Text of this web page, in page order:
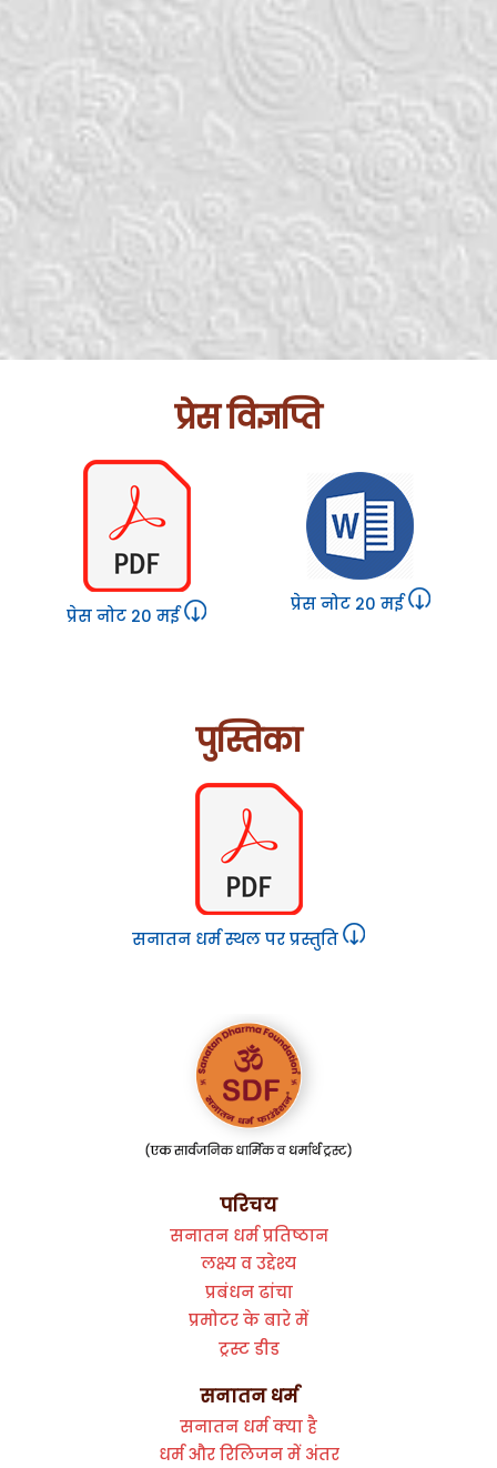
प्रेस विज्ञप्ति
प्रेस नोट 20 मई
प्रेस नोट 20 मई
पुस्तिका
सनातन धर्म स्थल पर प्रस्तुति
परिचय
सनातन धर्म प्रतिष्ठान
लक्ष्य व उद्देश्य
प्रबंधन ढांचा
प्रमोटर के बारे में
ट्रस्ट डीड
सनातन धर्म
सनातन धर्म क्या है
धर्म और रिलिजन में अंतर